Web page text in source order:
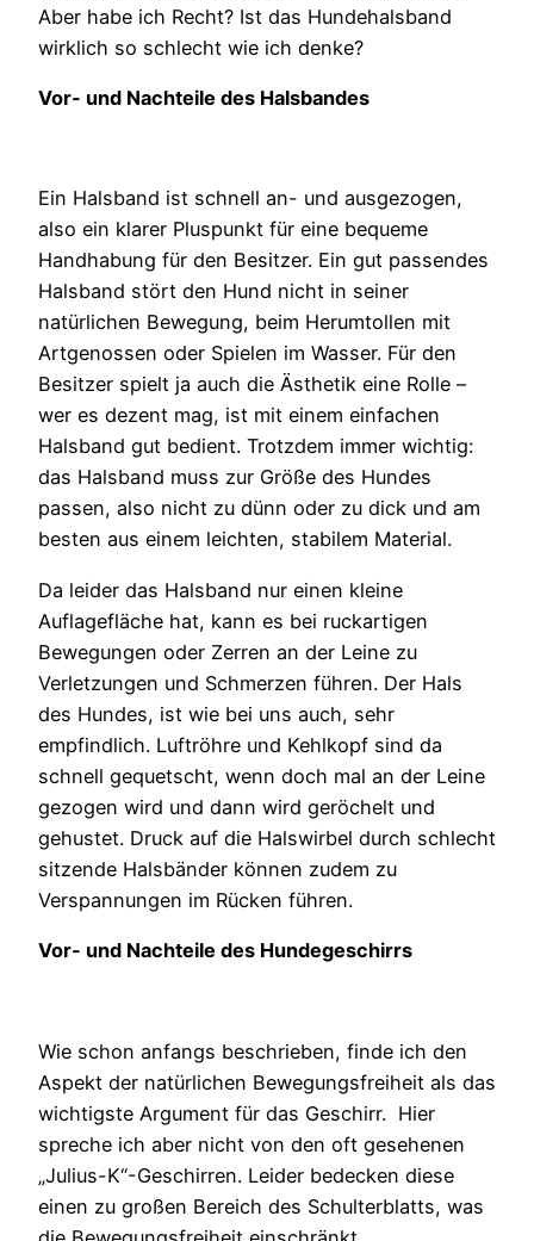
Aber habe ich Recht? Ist das Hundehalsband
wirklich so schlecht wie ich denke?
Vor- und Nachteile des Halsbandes
Ein Halsband ist schnell an- und ausgezogen,
also ein klarer Pluspunkt für eine bequeme
Handhabung für den Besitzer. Ein gut passendes
Halsband stört den Hund nicht in seiner
natürlichen Bewegung, beim Herumtollen mit
Artgenossen oder Spielen im Wasser. Für den
Besitzer spielt ja auch die Ästhetik eine Rolle –
wer es dezent mag, ist mit einem einfachen
Halsband gut bedient. Trotzdem immer wichtig:
das Halsband muss zur Größe des Hundes
passen, also nicht zu dünn oder zu dick und am
besten aus einem leichten, stabilem Material.
Da leider das Halsband nur einen kleine
Auflagefläche hat, kann es bei ruckartigen
Bewegungen oder Zerren an der Leine zu
Verletzungen und Schmerzen führen. Der Hals
des Hundes, ist wie bei uns auch, sehr
empfindlich. Luftröhre und Kehlkopf sind da
schnell gequetscht, wenn doch mal an der Leine
gezogen wird und dann wird geröchelt und
gehustet. Druck auf die Halswirbel durch schlecht
sitzende Halsbänder können zudem zu
Verspannungen im Rücken führen.
Vor- und Nachteile des Hundegeschirrs
Wie schon anfangs beschrieben, finde ich den
Aspekt der natürlichen Bewegungsfreiheit als das
wichtigste Argument für das Geschirr. Hier
spreche ich aber nicht von den oft gesehenen
„Julius-K“-Geschirren. Leider bedecken diese
einen zu großen Bereich des Schulterblatts, was